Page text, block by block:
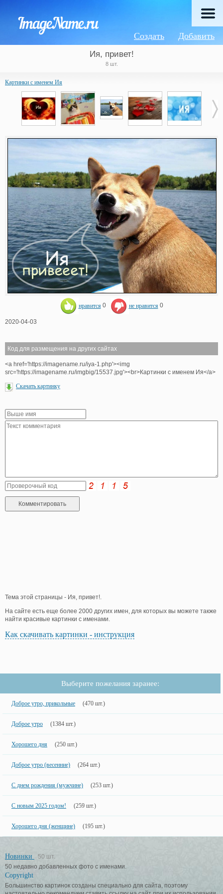
Добавить
Создать
Ия, привет!
8 шт.
Картинки с именем Ия
нравится 0 не нравится 0
2020-04-03
Код для размещения на других сайтах
<a href='https://imagename.ru/iya-1.php'><img
src='https://imagename.ru/imgbig/15537.jpg'><br>Картинки с именем Ия</a>
Скачать картинку
Тема этой страницы - Ия, привет!.
На сайте есть еще более 2000 других имен, для которых вы можете также
найти красивые картинки с именами.
Как скачивать картинки - инструкция
Выберите пожелания заранее:
Доброе утро, прикольные (470 шт.)
Доброе утро (1384 шт.)
Хорошего дня (250 шт.)
Доброе утро (весенние) (264 шт.)
С днем рождения (мужчине) (253 шт.)
С новым 2025 годом! (259 шт.)
Хорошего дня (женщине) (195 шт.)
Новинки
50 шт.
50 недавно добавленных фото с именами.
Copyright
Большинство картинок созданы специально для сайта, поэтому